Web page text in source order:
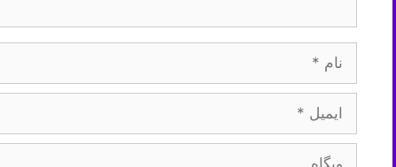
ایمیل
وبگاه